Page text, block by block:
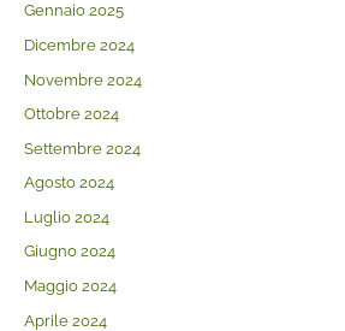
Gennaio 2025
Dicembre 2024
Novembre 2024
Ottobre 2024
Settembre 2024
Agosto 2024
Luglio 2024
Giugno 2024
Maggio 2024
Aprile 2024